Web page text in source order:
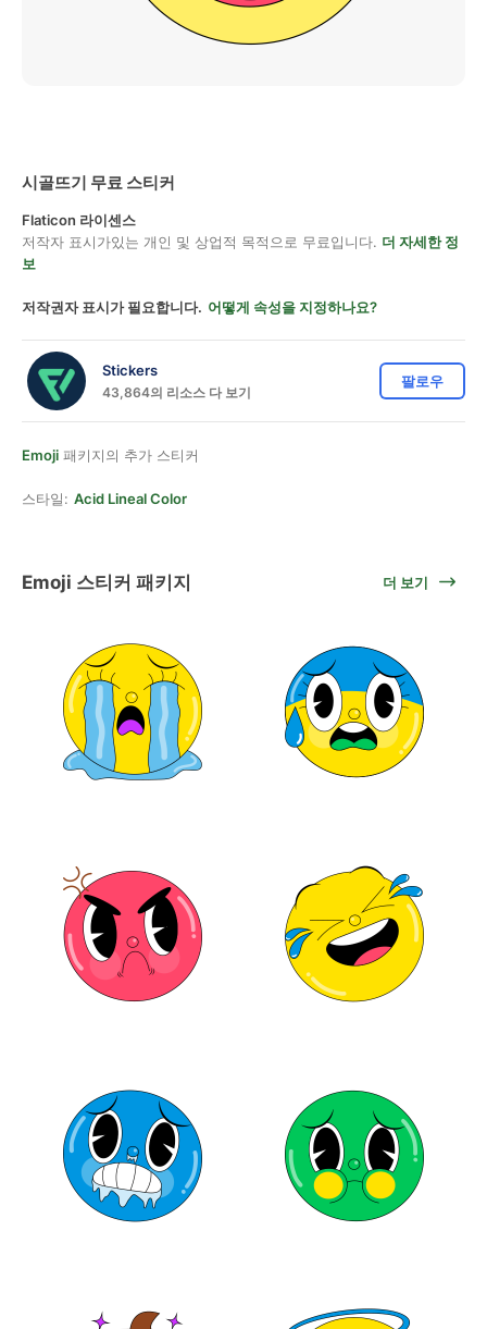
시골뜨기 무료 스티커
Flaticon 라이센스
저작자 표시가있는 개인 및 상업적 목적으로 무료입니다. 더 자세한 정
보
저작권자 표시가 필요합니다. 어떻게 속성을 지정하나요?
Stickers
43,864의 리소스 다 보기
팔로우
Emoji 패키지의 추가 스티커
스타일: Acid Lineal Color
Emoji 스티커 패키지 더 보기